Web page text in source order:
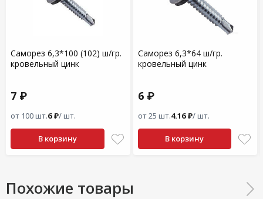
Саморез 6,3*100 (102) ш/гр.
кровельный цинк
7 ₽
от 100 шт.6 ₽/ шт.
В корзину
Саморез 6,3*64 ш/гр.
кровельный цинк
6 ₽
от 25 шт.4.16 ₽/ шт.
В корзину
Похожие товары